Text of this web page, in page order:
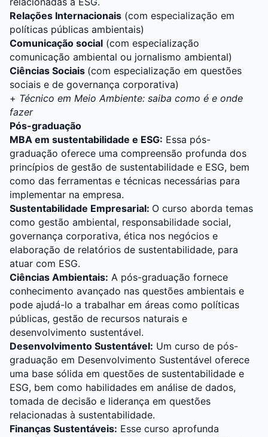
Relações Internacionais (com especialização em
políticas públicas ambientais)
Comunicação social (com especialização
comunicação ambiental ou jornalismo ambiental)
Ciências Sociais (com especialização em questões
sociais e de governança corporativa)
+ Técnico em Meio Ambiente: saiba como é e onde
fazer
Pós-graduação
MBA em sustentabilidade e ESG: Essa pós-
graduação oferece uma compreensão profunda dos
princípios de gestão de sustentabilidade e ESG, bem
como das ferramentas e técnicas necessárias para
implementar na empresa.
Sustentabilidade Empresarial: O curso aborda temas
como gestão ambiental, responsabilidade social,
governança corporativa, ética nos negócios e
elaboração de relatórios de sustentabilidade, para
atuar com ESG.
Ciências Ambientais: A pós-graduação fornece
conhecimento avançado nas questões ambientais e
pode ajudá-lo a trabalhar em áreas como políticas
públicas, gestão de recursos naturais e
desenvolvimento sustentável.
Desenvolvimento Sustentável: Um curso de pós-
graduação em Desenvolvimento Sustentável oferece
uma base sólida em questões de sustentabilidade e
ESG, bem como habilidades em análise de dados,
tomada de decisão e liderança em questões
relacionadas à sustentabilidade.
Finanças Sustentáveis: Esse curso aprofunda